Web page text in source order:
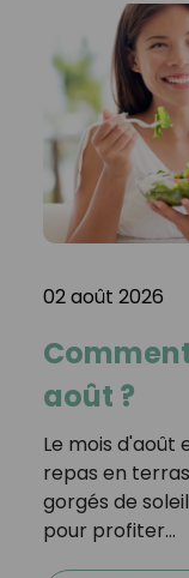
02 août 2026
août ?
Le mois d'août
repas en
gorgés de
pour profiter…